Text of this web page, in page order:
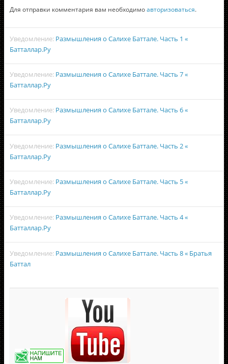
Для отправки комментария вам необходимоавторизоваться.
Уведомление: Размышления о Салихе Баттале. Часть 1 «
Батталлар.Ру
Уведомление: Размышления о Салихе Баттале. Часть 7 «
Батталлар.Ру
Уведомление: Размышления о Салихе Баттале. Часть 6 «
Батталлар.Ру
Уведомление: Размышления о Салихе Баттале. Часть 2 «
Батталлар.Ру
Уведомление: Размышления о Салихе Баттале. Часть 5 «
Батталлар.Ру
Уведомление: Размышления о Салихе Баттале. Часть 4 «
Батталлар.Ру
Уведомление: Размышления о Салихе Баттале. Часть 8 « Братья
Баттал